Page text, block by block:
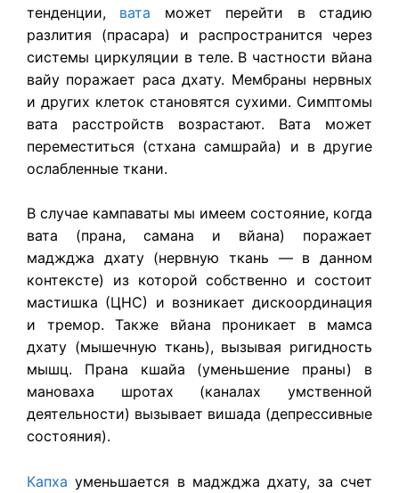
тенденции, вата может перейти в стадию
разлития (прасара) и распространится через
системы циркуляции в теле. В частности вйана
вайу поражает раса дхату. Мембраны нервных
и других клеток становятся сухими. Симптомы
вата расстройств возрастают. Вата может
переместиться (стхана самшрайа) и в другие
ослабленные ткани.
В случае кампаваты мы имеем состояние, когда
вата (прана, самана и вйана) поражает
маджджа дхату (нервную ткань — в данном
контексте) из которой собственно и состоит
мастишка (ЦНС) и возникает дискоординация
и тремор. Также вйана проникает в мамса
дхату (мышечную ткань), вызывая ригидность
мышц. Прана кшайа (уменьшение праны) в
мановаха шротах (каналах умственной
деятельности) вызывает вишада (депрессивные
состояния).
Капха уменьшается в маджджа дхату, за счет